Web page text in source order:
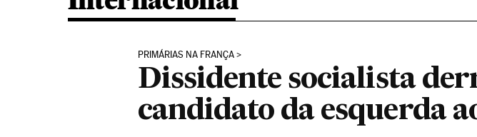
PRIMÁRIAS NA FRANÇA
Dissidente socialista
candidato da esquerda